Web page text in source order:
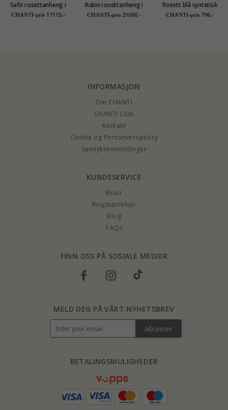
Safir rosettanheng i
14 karat hvitt gull
CHANTI-pris 17115,-
Rubin rosettanheng i
14 karat gull 0,26 ct
CHANTI-pris 21000,-
Rosett blå syntetisk
safir anheng i
CHANTI-pris 796,-
INFORMASJON
Om CHANTI
CHANTI Club
Kontakt
Cookie og Personvernpolicy
Samtykkeinnstillinger
KUNDESERVICE
Retur
Ringstørrelser
Blog
FAQs
FINN OSS PÅ SOSIALE MEDIER
BETALINGSMULIGHEDER
MELD DEG PÅ VÅRT NYHETSBREV
Abonner